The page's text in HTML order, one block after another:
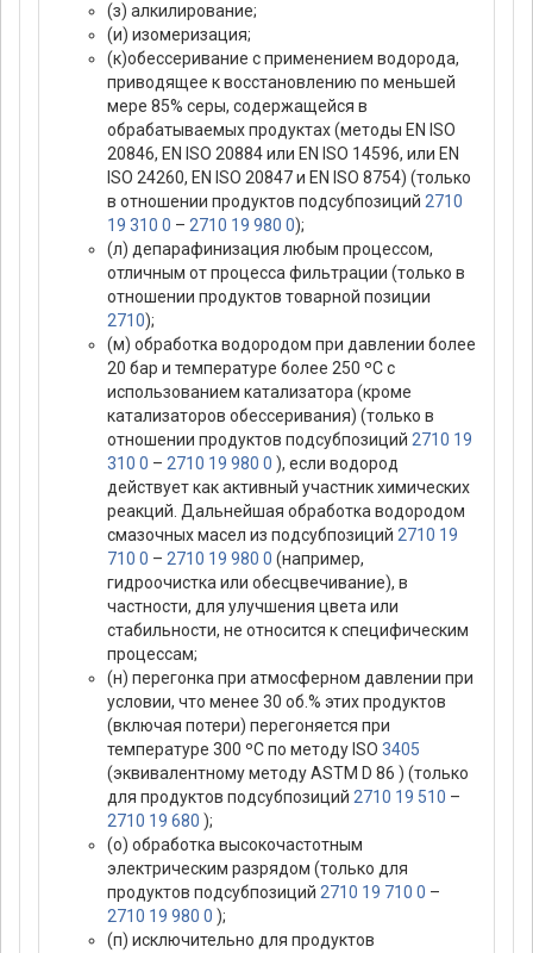
(з) алкилирование;
(и) изомеризация;
(к)обессеривание с применением водорода,
приводящее к восстановлению по меньшей
мере 85% серы, содержащейся в
обрабатываемых продуктах (методы EN ISO
20846, EN ISO 20884 или EN ISO 14596, или EN
ISO 24260, EN ISO 20847 и EN ISO 8754) (только
в отношении продуктов подсубпозиций 2710
19 310 0 – 2710 19 980 0);
(л) депарафинизация любым процессом,
отличным от процесса фильтрации (только в
отношении продуктов товарной позиции
2710);
(м) обработка водородом при давлении более
20 бар и температуре более 250 ºС с
использованием катализатора (кроме
катализаторов обессеривания) (только в
отношении продуктов подсубпозиций 2710 19
310 0 – 2710 19 980 0 ), если водород
действует как активный участник химических
реакций. Дальнейшая обработка водородом
смазочных масел из подсубпозиций 2710 19
710 0 – 2710 19 980 0 (например,
гидроочистка или обесцвечивание), в
частности, для улучшения цвета или
стабильности, не относится к специфическим
процессам;
(н) перегонка при атмосферном давлении при
условии, что менее 30 об.% этих продуктов
(включая потери) перегоняется при
температуре 300 ºС по методу ISO 3405
(эквивалентному методу ASTM D 86 ) (только
для продуктов подсубпозиций 2710 19 510 –
2710 19 680 );
(о) обработка высокочастотным
электрическим разрядом (только для
продуктов подсубпозиций 2710 19 710 0 –
2710 19 980 0 );
(п) исключительно для продуктов